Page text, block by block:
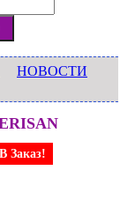
НОВОСТИ
В Заказ!